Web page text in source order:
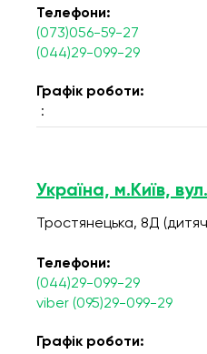
Телефони:
(073)056-59-27
(044)29-099-29
Графік роботи:
:
Україна, м.Київ,
Тростянецька, 8Д
Телефони:
(044)29-099-29
viber (095)29-099-29
Графік роботи: